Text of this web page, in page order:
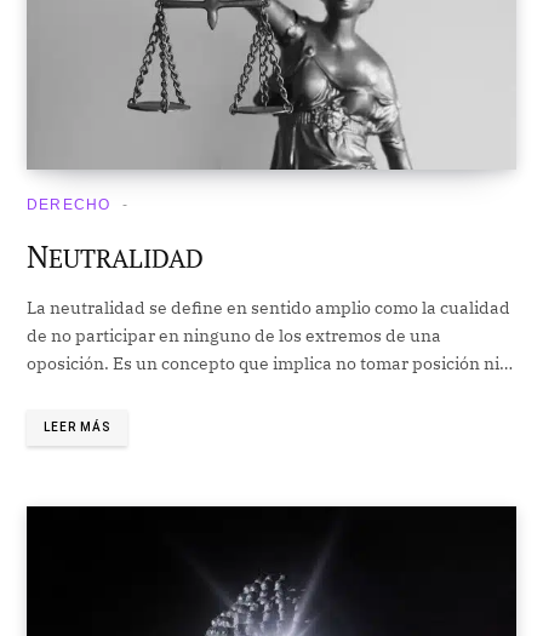
DERECHO
NEUTRALIDAD
La neutralidad se define en sentido amplio como la cualidad
de no participar en ninguno de los extremos de una
oposición. Es un concepto que implica no tomar posición ni…
LEER MÁS